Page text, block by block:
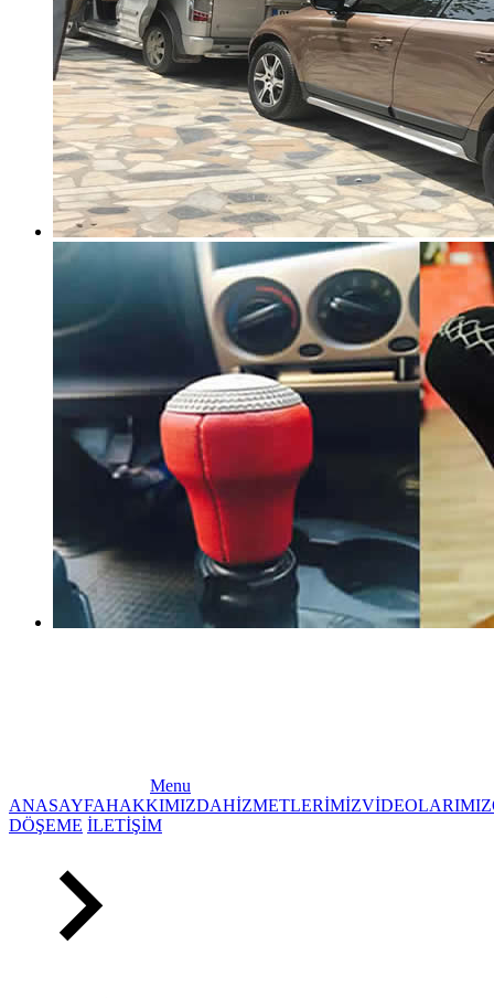
Menu
ANASAYFAHAKKIMIZDAHİZMETLERİMİZVİDEOLARIMIZ
DÖŞEME İLETİŞİM